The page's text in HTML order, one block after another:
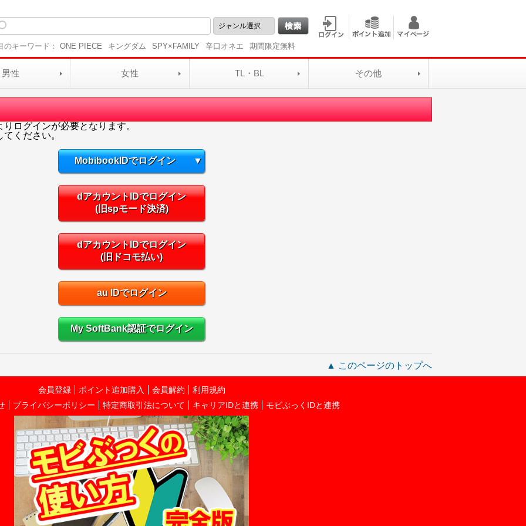
のキーワード： ONE PIECE キングダム SPY×FAMILY 辛口オネエ 期間限定無料
男性 女性 TL・BL その他
ログインが必要となります。
ください。
MobibookIDでログイン ▼
dアカウントIDでログイン
(旧spモード決済)
dアカウントIDでログイン
(旧ドコモ払い)
au IDでログイン
My SoftBank認証でログイン
▲ このページのトップへ
会員登録 ポイント追加購入 会員解約
利用規約
プライバシーポリシー 特定商取引法について キャリアIDと連携 モビぶっくIDと連携